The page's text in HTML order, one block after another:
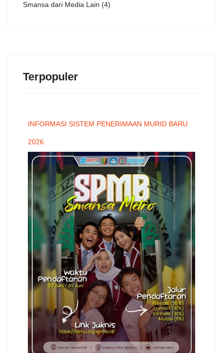
Smansa dari Media Lain (4)
Terpopuler
INFORMASI SISTEM PENERIMAAN MURID BARU
2026